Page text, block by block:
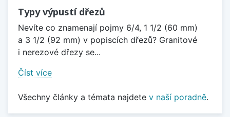
Typy výpustí dřezů
Nevíte co znamenají pojmy 6/4, 1 1/2 (60 mm)
a 3 1/2 (92 mm) v popiscích dřezů? Granitové
i nerezové dřezy se...
Číst více
Všechny články a témata najdete v naší poradně.